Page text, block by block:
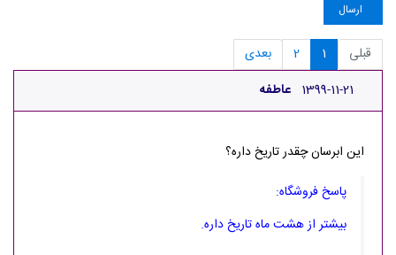
ارسال
قبلی 1
2
بعدی
عاطفه 1399-11-21
این ابرسان چقدر تاریخ داره؟
پاسخ فروشگاه:
بیشتر از هشت ماه تاریخ داره.